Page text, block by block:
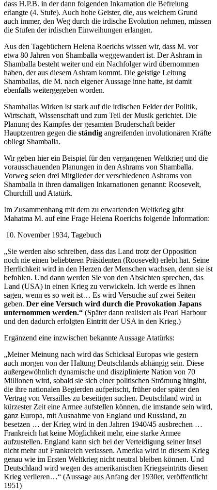
dass H.P.B. in der dann folgenden Inkarnation die Befreiung
erlangte (4. Stufe). Auch hohe Geister, die, aus welchem Grund
auch immer, den Weg durch die irdische Evolution nehmen, müssen
die Stufen der irdischen Einweihungen erlangen.
Aus den Tagebüchern Helena Roerichs wissen wir, dass M. vor
etwa 80 Jahren von Shamballa weggewandert ist. Der Ashram in
Shamballa besteht weiter und ein Nachfolger wird übernommen
haben, der aus diesem Ashram kommt. Die geistige Leitung
Shamballas, die M. nach eigener Aussage inne hatte, ist damit
ebenfalls weitergegeben worden.
Shamballas Wirken ist stark auf die irdischen Felder der Politik,
Wirtschaft, Wissenschaft und zum Teil der Musik gerichtet. Die
Planung des Kampfes der gesamten Bruderschaft beider
Hauptzentren gegen die ständig angreifenden involutionären Kräfte
obliegt Shamballa.
Wir geben hier ein Beispiel für den vergangenen Weltkrieg und die
vorausschauenden Planungen in den Ashrams von Shamballa.
Vorweg seien drei Mitglieder der verschiedenen Ashrams von
Shamballa in ihren damaligen Inkarnationen genannt: Roosevelt,
Churchill und Atatürk.
Im Zusammenhang mit dem zu erwartenden Weltkrieg gibt
Mahatma M. auf eine Frage Helena Roerichs folgende Information:
10. November 1934, Tagebuch
„Sie werden also schreiben, dass das Land trotz der Opposition
noch nie einen beliebteren Präsidenten (Roosevelt) erlebt hat. Seine
Herrlichkeit wird in den Herzen der Menschen wachsen, denn sie ist
befohlen. Und dann werden Sie von den Absichten sprechen, das
Land (USA) in einen Krieg zu verwickeln. Ich werde es Ihnen
sagen, wenn es so weit ist… Es wird Versuche auf zwei Seiten
geben. Der eine Versuch wird durch die Provokation Japans
unternommen werden.“ (Später dann realisiert als Pearl Harbour
und den dadurch erfolgten Eintritt der USA in den Krieg.)
Ergänzend eine inzwischen bekannte Aussage Atatürks:
„Meiner Meinung nach wird das Schicksal Europas wie gestern
auch morgen von der Haltung Deutschlands abhängig sein. Diese
außergewöhnlich dynamische und disziplinierte Nation von 70
Millionen wird, sobald sie sich einer politischen Strömung hingibt,
die ihre nationalen Begierden aufpeitscht, früher oder später den
Vertrag von Versailles zu beseitigen suchen. Deutschland wird in
kürzester Zeit eine Armee aufstellen können, die imstande sein wird,
ganz Europa, mit Ausnahme von England und Russland, zu
besetzen … der Krieg wird in den Jahren 1940/45 ausbrechen …
Frankreich hat keine Möglichkeit mehr, eine starke Armee
aufzustellen. England kann sich bei der Verteidigung seiner Insel
nicht mehr auf Frankreich verlassen. Amerika wird in diesem Krieg
genau wie im Ersten Weltkrieg nicht neutral bleiben können. Und
Deutschland wird wegen des amerikanischen Kriegseintritts diesen
Krieg verlieren…“ (Aussage aus Anfang der 1930er, veröffentlicht
1951)